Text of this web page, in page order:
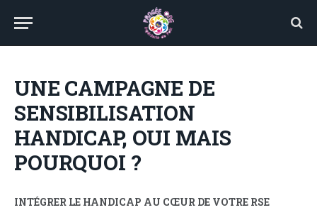
UNE CAMPAGNE DE
SENSIBILISATION
HANDICAP, OUI MAIS
POURQUOI ?
INTÉGRER LE HANDICAP AU CŒUR DE VOTRE RSE